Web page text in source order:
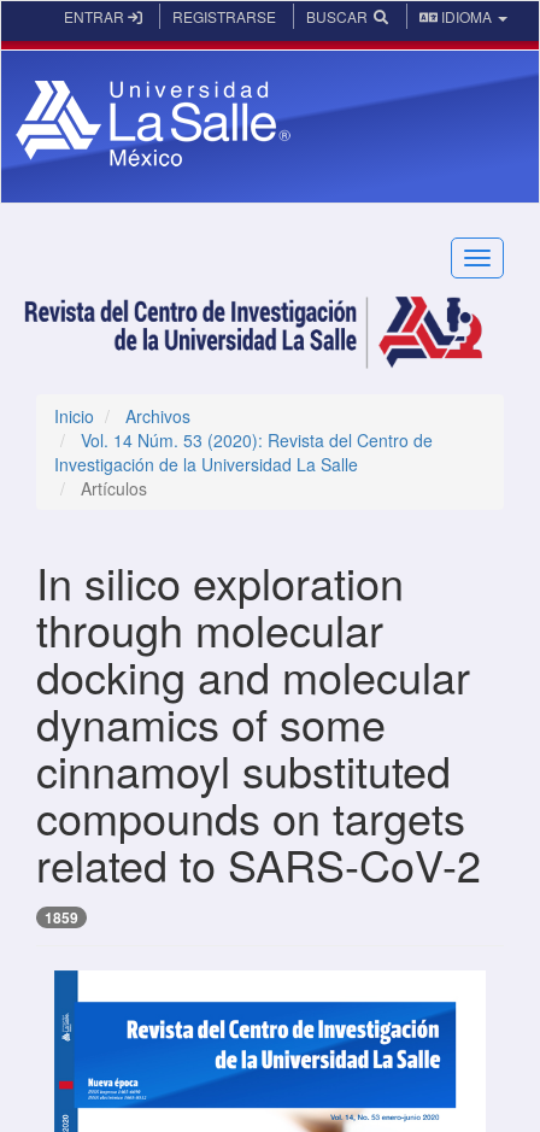
Navegación principal
Contenido principal
ENTRAR REGISTRARSE BUSCAR IDIOMA
Toggle
Inicio
Archivos
Vol. 14 Núm. 53 (2020): Revista del Centro de
Investigación de la Universidad La Salle
Artículos
In silico exploration
through molecular
docking and molecular
dynamics of some
cinnamoyl substituted
compounds on targets
related to SARS-CoV-2
1859
Barra lateral del artículo